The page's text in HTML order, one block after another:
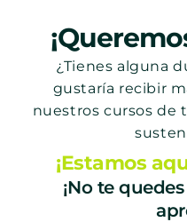
¿Tienes alguna
gustaría recibir
nuestros cursos de
¡Estamos
¡No te